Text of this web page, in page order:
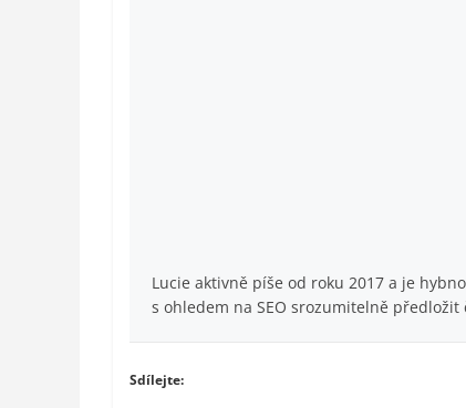
Lucie aktivně píše od roku 2017 a je
s ohledem na SEO srozumitelně předložit
Sdílejte: